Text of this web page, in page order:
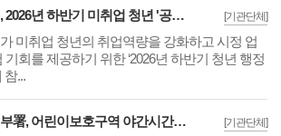
[기관단체]
고양시, 2026년 하반기 미취업 청년 '공공기관 행정체험' 연수생 36명 모집
미취업 청년의 취업역량을 강화하고 시정 업
기회를 제공하기 위한 ‘2026년 하반기 청년 행정
참...
[기관단체]
일산서부署, 어린이보호구역 야간시간대 50km/h 완화 '시간제 속도운영' 시행